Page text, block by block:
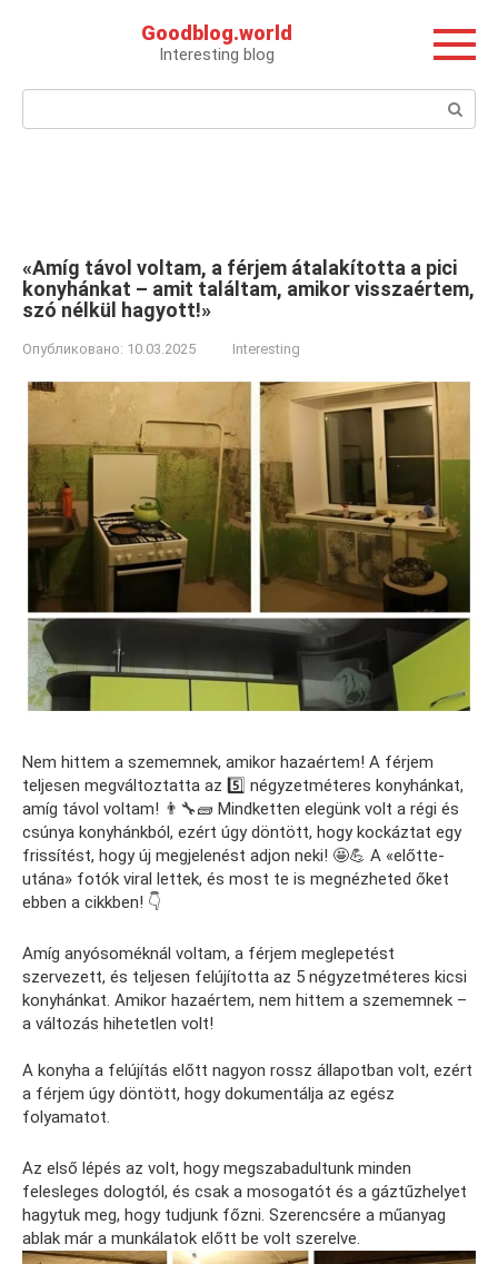
Goodblog.world
Interesting blog
Поиск:
«Amíg távol voltam, a férjem átalakította a pici
konyhánkat – amit találtam, amikor visszaértem,
szó nélkül hagyott!»
Опубликовано: 10.03.2025 Interesting
Nem hittem a szememnek, amikor hazaértem! A férjem
teljesen megváltoztatta az 5️⃣ négyzetméteres konyhánkat,
amíg távol voltam! 👨‍🔧🧱 Mindketten elegünk volt a régi és
csúnya konyhánkból, ezért úgy döntött, hogy kockáztat egy
frissítést, hogy új megjelenést adjon neki! 🤩💪 A «előtte-
utána» fotók viral lettek, és most te is megnézheted őket
ebben a cikkben! 👇
Amíg anyósoméknál voltam, a férjem meglepetést
szervezett, és teljesen felújította az 5 négyzetméteres kicsi
konyhánkat. Amikor hazaértem, nem hittem a szememnek –
a változás hihetetlen volt!
A konyha a felújítás előtt nagyon rossz állapotban volt, ezért
a férjem úgy döntött, hogy dokumentálja az egész
folyamatot.
Az első lépés az volt, hogy megszabadultunk minden
felesleges dologtól, és csak a mosogatót és a gáztűzhelyet
hagytuk meg, hogy tudjunk főzni. Szerencsére a műanyag
ablak már a munkálatok előtt be volt szerelve.